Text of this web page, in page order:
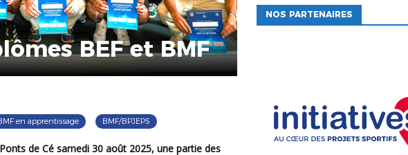
BEF et BMF
en apprentissage BMF/BPJEPS
NOS PARTENAIRES